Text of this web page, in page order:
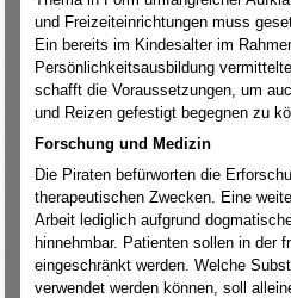
und Freizeiteinrichtungen muss
Ein bereits im Kindesalter im
Persönlichkeitsausbildung
schafft die Voraussetzungen, um
und Reizen gefestigt begegnen zu
Forschung und Medizin
Die Piraten befürworten die
therapeutischen Zwecken. Eine
Arbeit lediglich aufgrund
hinnehmbar. Patienten sollen in der
eingeschränkt werden. Welche
verwendet werden können, soll